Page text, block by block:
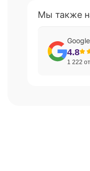
Мы также
Google
4.8
1 222